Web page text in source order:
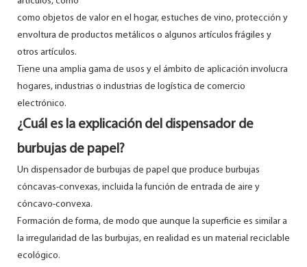
como objetos de valor en el hogar, estuches de vino, protección y
envoltura de productos metálicos o algunos artículos frágiles y
otros artículos.
Tiene una amplia gama de usos y el ámbito de aplicación involucra
hogares, industrias o industrias de logística de comercio
electrónico.
¿Cuál es la explicación del dispensador de
burbujas de papel?
Un dispensador de burbujas de papel que produce burbujas
cóncavas-convexas, incluida la función de entrada de aire y
cóncavo-convexa.
Formación de forma, de modo que aunque la superficie es similar a
la irregularidad de las burbujas, en realidad es un material reciclable
ecológico.